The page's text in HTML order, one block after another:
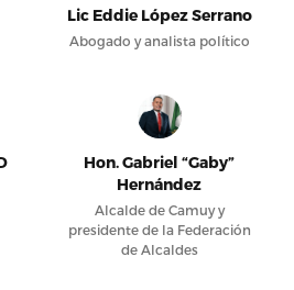
Lic Eddie López Serrano
Abogado y analista político
Hon. Gabriel “Gaby”
Hernández
Alcalde de Camuy y
presidente de la Federación
de Alcaldes